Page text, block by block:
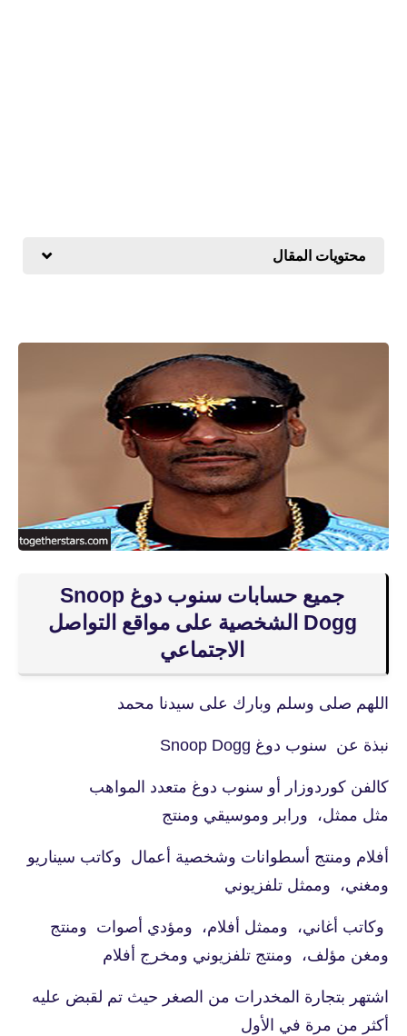
محتويات المقال
جميع حسابات سنوب دوغ Snoop
Dogg الشخصية على مواقع التواصل
الاجتماعي
اللهم صلى وسلم وبارك على سيدنا محمد
نبذة عن سنوب دوغ Snoop Dogg
كالفن كوردوزار أو سنوب دوغ متعدد المواهب
مثل ممثل، ورابر وموسيقي ومنتج
أفلام ومنتج أسطوانات وشخصية أعمال وكاتب سيناريو
ومغني، وممثل تلفزيوني
وكاتب أغاني، وممثل أفلام، ومؤدي أصوات ومنتج
ومغن مؤلف، ومنتج تلفزيوني ومخرج أفلام
اشتهر بتجارة المخدرات من الصغر حيث تم لقبض عليه
أكثر من مرة في الأول